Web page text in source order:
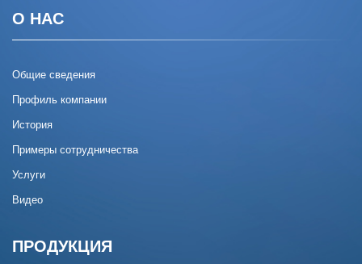
О НАС
Общие сведения
Профиль компании
История
Примеры сотрудничества
Услуги
Видео
ПРОДУКЦИЯ